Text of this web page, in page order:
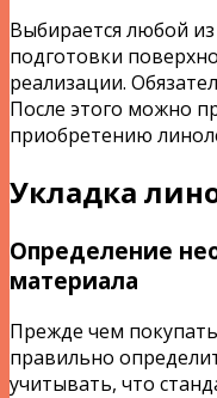
Выбирается любой
подготовки
реализации.
После этого можно
приобретению
Укладка
Определение
материала
Прежде чем
правильно
учитывать, что